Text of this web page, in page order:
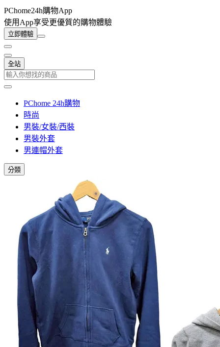
PChome24h購物App
使用App享受更優質的購物體驗
立即體驗
全站
PChome 24h購物
時尚
男裝/女裝/西裝
男裝外套
男連帽外套
分類